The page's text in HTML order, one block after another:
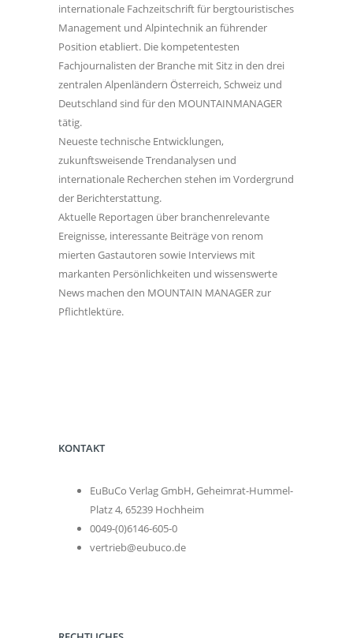
internationale Fachzeitschrift für bergtouristisches
Management und Alpintechnik an führender
Position etabliert. Die kompetentesten
Fachjournalisten der Branche mit Sitz in den drei
zentralen Alpenländern Österreich, Schweiz und
Deutschland sind für den MOUNTAINMANAGER
tätig.
Neueste technische Entwicklungen,
zukunftsweisende Trendanalysen und
internationale Recherchen stehen im Vordergrund
der Berichterstattung.
Aktuelle Reportagen über branchenrelevante
Ereignisse, interessante Beiträge von renom
mierten Gastautoren sowie Interviews mit
markanten Persönlichkeiten und wissenswerte
News machen den MOUNTAIN MANAGER zur
Pflichtlektüre.
KONTAKT
EuBuCo Verlag GmbH, Geheimrat-Hummel-
Platz 4, 65239 Hochheim
0049-(0)6146-605-0
vertrieb@eubuco.de